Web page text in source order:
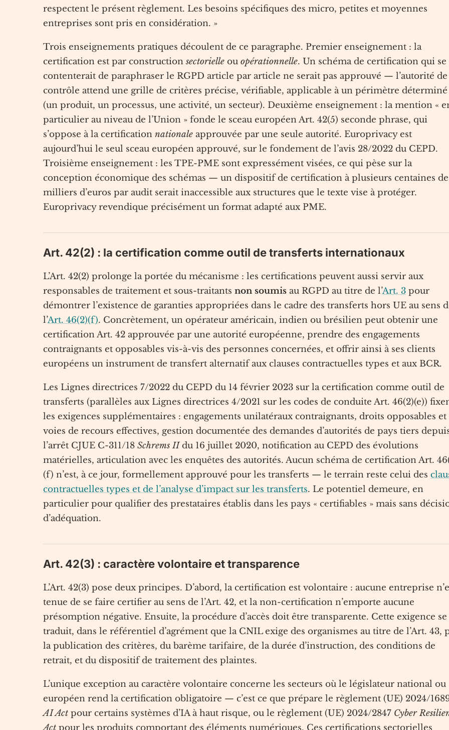
respectent le présent règlement. Les besoins spécifiques des micro, petites et moyennes
entreprises sont pris en considération. »
Trois enseignements pratiques découlent de ce paragraphe. Premier enseignement : la
certification est par constructionsectorielle ou opérationnelle. Un schéma de certification qui se
contenterait de paraphraser le RGPD article par article ne serait pas approuvé — l’autorité de
contrôle attend une grille de critères précise, vérifiable, applicable à un périmètre déterminé
(un produit, un processus, une activité, un secteur). Deuxième enseignement : la mention «
particulier au niveau de l’Union » fonde le sceau européen Art. 42(5) seconde phrase, qui
s’oppose à la certification nationale approuvée par une seule autorité. Europrivacy est
aujourd’hui le seul sceau européen approuvé, sur le fondement de l’avis 28/2022 du CEPD.
Troisième enseignement : les TPE-PME sont expressément visées, ce qui pèse sur la
conception économique des schémas — un dispositif de certification à plusieurs centaines de
milliers d’euros par audit serait inaccessible aux structures que le texte vise à protéger.
Europrivacy revendique précisément un format adapté aux PME.
Art. 42(2) : la certification comme outil de transferts internationaux
L’Art. 42(2) prolonge la portée du mécanisme : les certifications peuvent aussi servir aux
responsables de traitement et sous-traitants non soumis au RGPD au titre de l’Art. 3 pour
démontrer l’existence de garanties appropriées dans le cadre des transferts hors UE au sens
l’Art. 46(2)(f). Concrètement, un opérateur américain, indien ou brésilien peut obtenir une
certification Art. 42 approuvée par une autorité européenne, prendre des engagements
contraignants et opposables vis-à-vis des personnes concernées, et offrir ainsi à ses clients
européens un instrument de transfert alternatif aux clauses contractuelles types et aux BCR.
Les Lignes directrices 7/2022 du CEPD du 14 février 2023 sur la certification comme outil de
transferts (parallèles aux Lignes directrices 4/2021 sur les codes de conduite Art. 46(2)(e))
les exigences supplémentaires : engagements unilatéraux contraignants, droits opposables et
voies de recours effectives, gestion documentée des demandes d’autorités de pays tiers
l’arrêt CJUE C-311/18 Schrems IIdu 16 juillet 2020, notification au CEPD des évolutions
matérielles, articulation avec les enquêtes des autorités. Aucun schéma de certification Art.
(f) n’est, à ce jour, formellement approuvé pour les transferts — le terrain reste celui des
contractuelles types et de l’analyse d’impact sur les transferts. Le potentiel demeure, en
particulier pour qualifier des prestataires établis dans les pays « certifiables » mais sans
d’adéquation.
Art. 42(3) : caractère volontaire et transparence
L’Art. 42(3) pose deux principes. D’abord, la certification est volontaire : aucune entreprise
tenue de se faire certifier au sens de l’Art. 42, et la non-certification n’emporte aucune
présomption négative. Ensuite, la procédure d’accès doit être transparente. Cette exigence se
traduit, dans le référentiel d’agrément que la CNIL exige des organismes au titre de l’Art. 43,
la publication des critères, du barème tarifaire, de la durée d’instruction, des conditions de
retrait, et du dispositif de traitement des plaintes.
L’unique exception au caractère volontaire concerne les secteurs où le législateur national ou
européen rend la certification obligatoire — c’est ce que prépare le règlement (UE) 2024/
AI Act pour certains systèmes d’IA à haut risque, ou le règlement (UE) 2024/2847 Cyber
Act pour les produits comportant des éléments numériques. Ces certifications sectorielles